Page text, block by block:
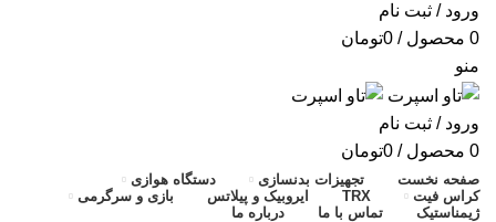
ورود / ثبت نام
0 محصول / تومان0
منو
ورود / ثبت نام
0 محصول / تومان0
صفحه نخست تجهیزات بدنسازی
دستگاه هوازی
کراس فیت
TRX ایروبیک و پیلاتس
بازی و سرگرمی
ژیمناستیک
تماس با ما درباره ما